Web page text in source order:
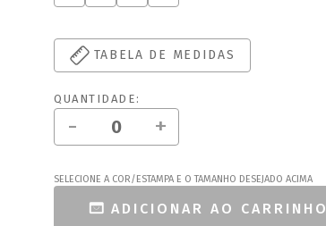
TABELA DE MEDIDAS
QUANTIDADE:
- +
SELECIONE A COR/ESTAMPA E O TAMANHO DESEJADO ACIMA
ADICIONAR AO CARRINHO